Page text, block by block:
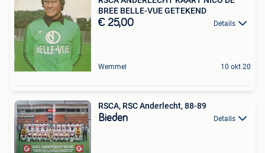
BREE BELLE-VUE GETEKEND
€ 25,00 Details
Wemmel 10 okt 20
RSCA, RSC Anderlecht, 88-89
Bieden Details